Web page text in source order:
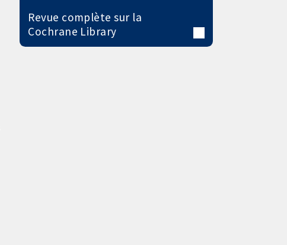
Revue complète sur la
Cochrane Library